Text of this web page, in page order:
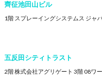
齊征池田山ビル
1階 スプレーイングシステムス ジャ
五反田シティトラスト
2階 株式会社アグリゲート 3階 08ワ